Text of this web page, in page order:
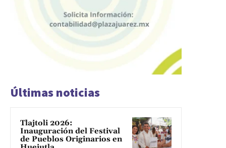
Últimas noticias
Tlajtoli 2026:
Inauguración del Festival
de Pueblos Originarios en